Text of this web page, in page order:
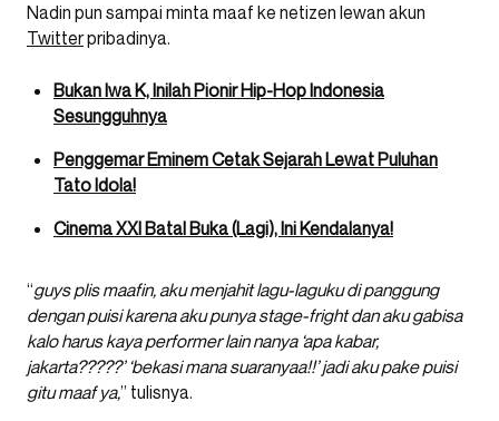
Nadin pun sampai minta maaf ke netizen lewan akun
Twitterpribadinya.
Bukan Iwa K, Inilah Pionir Hip-Hop Indonesia
Sesungguhnya
Penggemar Eminem Cetak Sejarah Lewat Puluhan
Tato Idola!
Cinema XXI Batal Buka (Lagi), Ini Kendalanya!
“guys plis maafin, aku menjahit lagu-laguku di panggung
dengan puisi karena aku punya stage-fright dan aku gabisa
kalo harus kaya performer lain nanya ‘apa kabar,
jakarta?????’ ‘bekasi mana suaranyaa!!’ jadi aku pake puisi
gitu maaf ya,” tulisnya.